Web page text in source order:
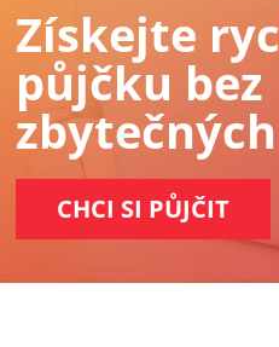
Získejte
půjčku bez
CHCI SI PŮJČIT